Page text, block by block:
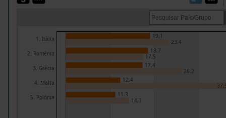
1. Itália
2. Roménia
3. Grécia
4. Malta
5. Polónia
19,1
18,7
17,4
12,4
11,3
23,4
17,5
26,2
14,3